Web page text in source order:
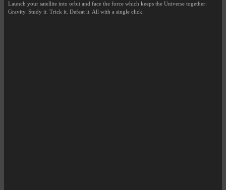
Launch your satellite into orbit and face the force which keeps the Universe together:
Gravity. Study it. Trick it. Defeat it. All with a single click.